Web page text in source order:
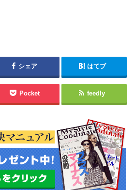
シェア はてブ
Pocket feedly